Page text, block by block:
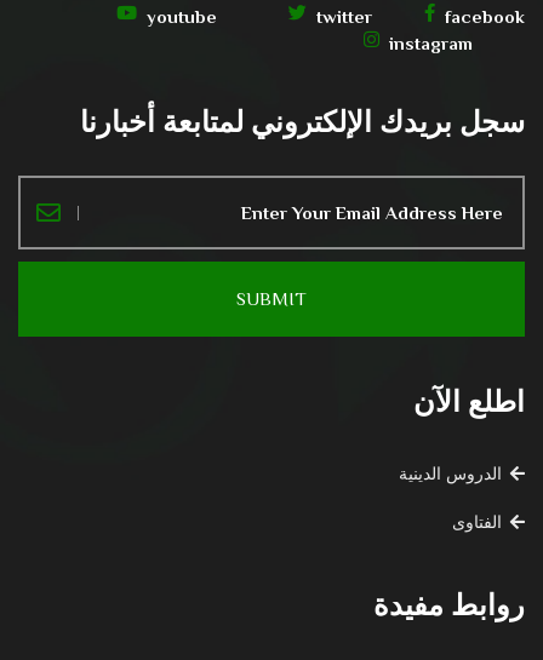
facebook
twitter
youtube
instagram
سجل بريدك الإلكتروني لمتابعة أخبارنا
اطلع الآن
الدروس الدينية
الفتاوى
روابط مفيدة